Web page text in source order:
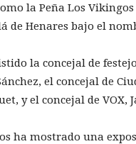
la Peña Los
de Henares bajo el
la concejal de
el concejal de
y el concejal de VOX,
ha mostrado una